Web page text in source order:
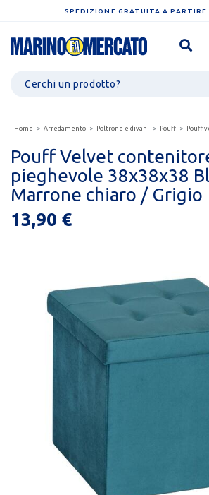
SPEDIZIONE GRATUITA A
Home Arredamento Poltrone e divani Pouff Pouff
Pouff Velvet
pieghevole 38x38x38
Marrone chiaro / Grigio
13,90 €